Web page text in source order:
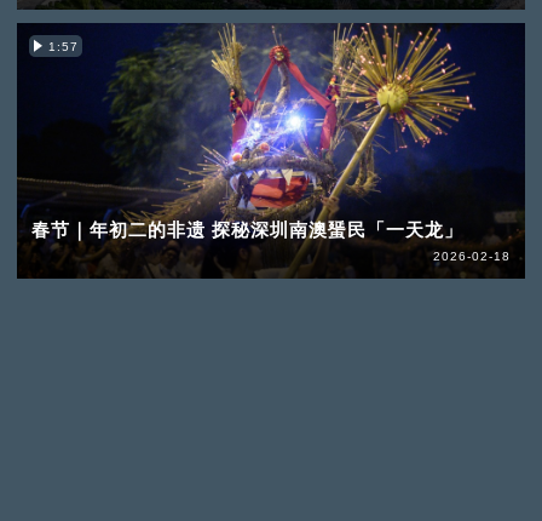
1:57
春节｜年初二的非遗 探秘深圳南澳蜑民「一天龙」
2026-02-18